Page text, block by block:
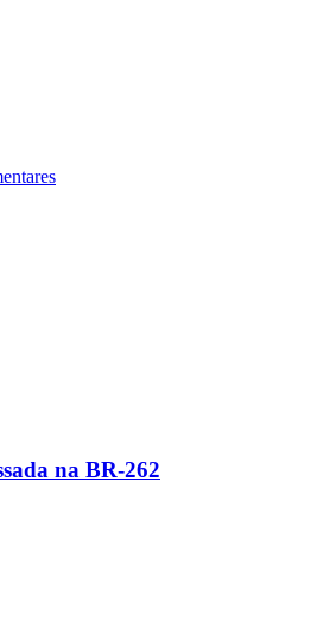
na BR-262